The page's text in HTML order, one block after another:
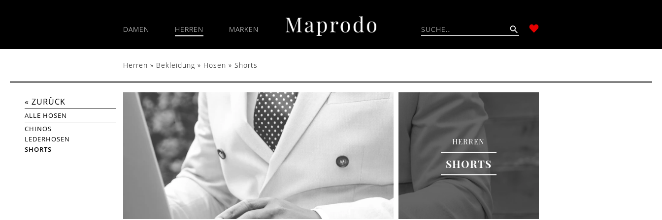
DAMEN HERREN MARKEN
Herren » Bekleidung » Hosen » Shorts
« ZURÜCK
ALLE HOSEN
CHINOS
LEDERHOSEN
SHORTS
HERREN
SHORTS